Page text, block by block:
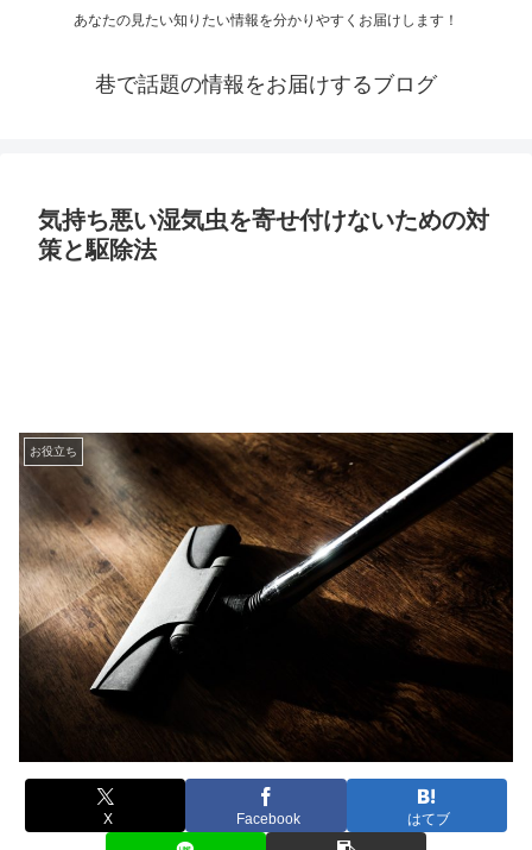
あなたの見たい知りたい情報を分かりやすくお届けします！
巷で話題の情報をお届けするブログ
気持ち悪い湿気虫を寄せ付けないための対
策と駆除法
お役立ち
X Facebook はてブ